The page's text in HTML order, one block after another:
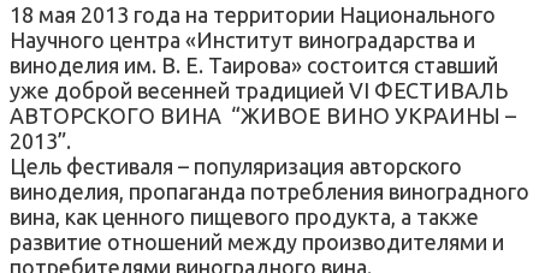
18 мая 2013 года на территории Национального
Научного центра «Институт виноградарства и
виноделия им. В. Е. Таирова» состоится ставший
уже доброй весенней традицией VI ФЕСТИВАЛЬ
АВТОРСКОГО ВИНА “ЖИВОЕ ВИНО УКРАИНЫ –
2013”.
Цель фестиваля – популяризация авторского
виноделия, пропаганда потребления виноградного
вина, как ценного пищевого продукта, а также
развитие отношений между производителями и
потребителями виноградного вина.